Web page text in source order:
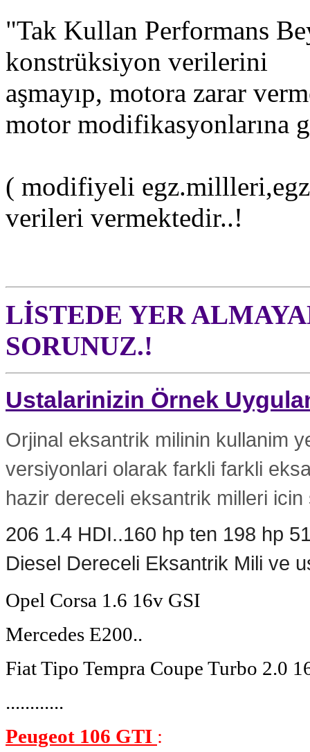
"Tak Kullan Performans
konstrüksiyon verilerini
aşmayıp, motora zarar
motor modifikasyonlarına
( modifiyeli
verileri vermektedir..!
LİSTEDE YER
SORUNUZ.!
Ustalarinizin Örnek
Orjinal eksantrik milinin kullanim
versiyonlari olarak farkli farkli
hazir dereceli eksantrik milleri
206 1.4 HDI..160 hp ten 198 hp
Diesel Dereceli Eksantrik Mili ve
Opel Corsa 1.6 16v GSI
Mercedes E200..
Fiat Tipo Tempra Coupe Turbo 2.0
............
Peugeot 106 GTI :